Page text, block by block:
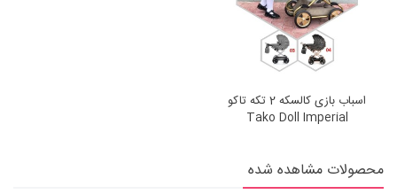
اسباب بازی کالسکه 2 تکه تاکو
Tako Doll Imperial
محصولات مشاهده شده